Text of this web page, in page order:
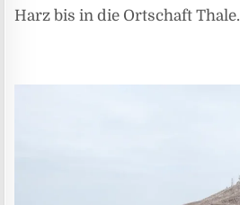
Harz bis in die Ortschaft Thale.